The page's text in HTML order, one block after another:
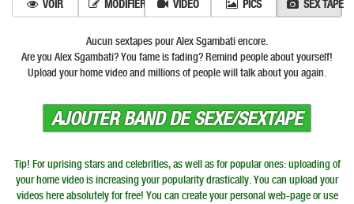
VOIR MODIFIER VIDÉO PICS SEX TAPE
Aucun sextapes pour Alex Sgambati encore.
Are you Alex Sgambati? You fame is fading? Remind people about yourself!
Upload your home video and millions of people will talk about you again.
AJOUTER BAND DE SEXE/SEXTAPE
Tip! For uprising stars and celebrities, as well as for popular ones: uploading of
your home video is increasing your popularity drastically. You can upload your
videos here absolutely for free! You can create your personal web-page or use